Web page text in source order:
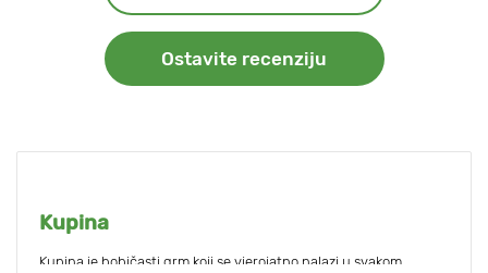
Ostavite recenziju
Kupina
Kupina je bobičasti grm koji se vjerojatno nalazi u svakom